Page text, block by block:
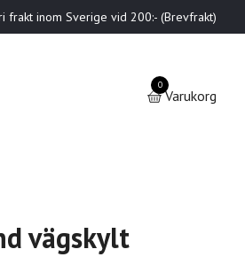
frakt inom Sverige vid 200:- (Brevfrakt)
0
Varukorg
vägskylt